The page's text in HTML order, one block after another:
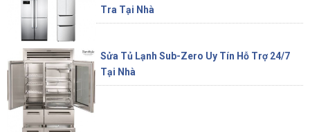
Tra Tại Nhà
Sửa Tủ Lạnh Sub-Zero Uy Tín Hỗ Trợ 24/7
Tại Nhà